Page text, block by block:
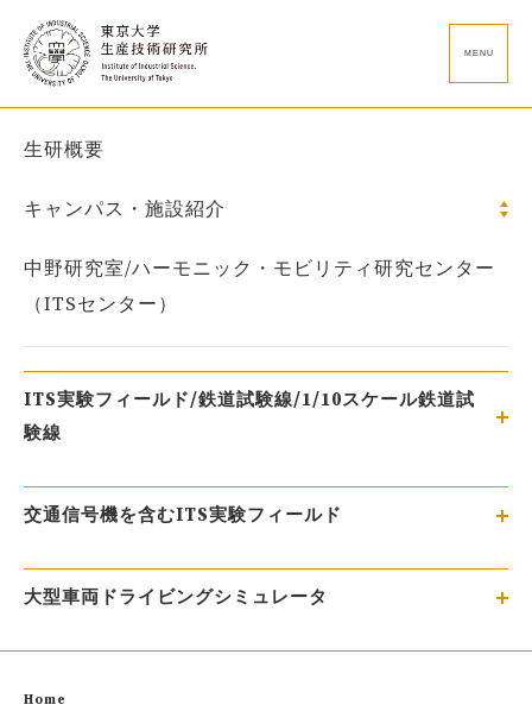
MENU
生研概要
キャンパス・施設紹介
中野研究室/ハーモニック・モビリティ研究センター
（ITSセンター）
ITS実験フィールド/鉄道試験線/1/10スケール鉄道試
験線
交通信号機を含むITS実験フィールド
大型車両ドライビングシミュレータ
Home